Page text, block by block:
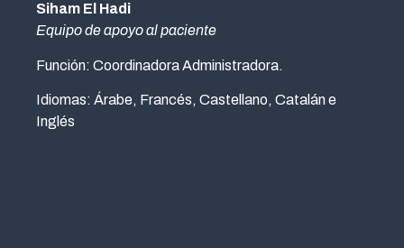
Siham El Hadi
Equipo de apoyo al paciente
Función: Coordinadora Administradora.
Idiomas: Árabe, Francés, Castellano, Catalán e
Inglés